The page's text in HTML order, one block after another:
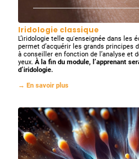
Iridologie classique
L’iridologie telle qu'enseignée dans les
permet d’acquérir les grands principes
à conseiller en fonction de l’analyse et
yeux. À la fin du module, l’apprenant
d’iridologie.
→ En savoir plus